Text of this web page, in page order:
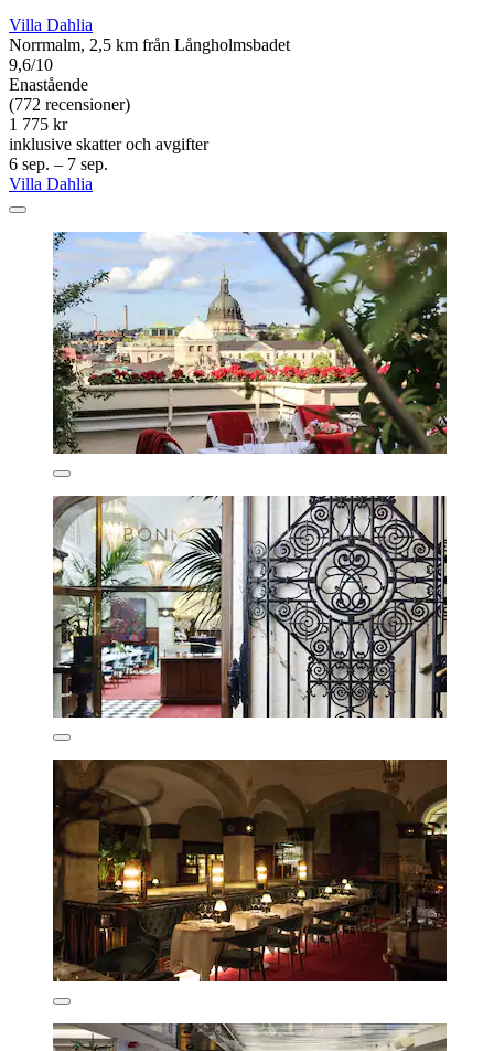
Villa Dahlia
Norrmalm, 2,5 km från Långholmsbadet
9,6/10
Enastående
(772 recensioner)
1 775 kr
inklusive skatter och avgifter
6 sep. – 7 sep.
Villa Dahlia